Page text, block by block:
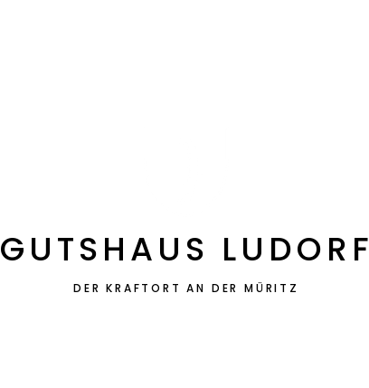
GUTSHAUS LUDORF
DER KRAFTORT AN DER MÜRITZ